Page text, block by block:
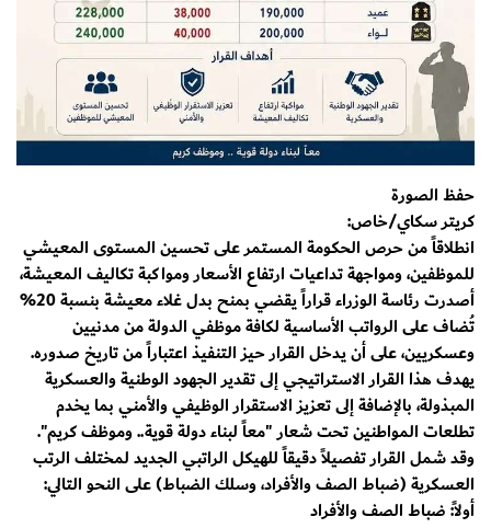
حفظ الصورة
كريتر سكاي/خاص:
انطلاقاً من حرص الحكومة المستمر على تحسين المستوى المعيشي
للموظفين، ومواجهة تداعيات ارتفاع الأسعار ومواكبة تكاليف المعيشة،
أصدرت رئاسة الوزراء قراراً يقضي بمنح بدل غلاء معيشة بنسبة 20%
تُضاف على الرواتب الأساسية لكافة موظفي الدولة من مدنيين
وعسكريين، على أن يدخل القرار حيز التنفيذ اعتباراً من تاريخ صدوره.
​يهدف هذا القرار الاستراتيجي إلى تقدير الجهود الوطنية والعسكرية
المبذولة، بالإضافة إلى تعزيز الاستقرار الوظيفي والأمني بما يخدم
تطلعات المواطنين تحت شعار "معاً لبناء دولة قوية.. وموظف كريم".
​وقد شمل القرار تفصيلاً دقيقاً للهيكل الراتبي الجديد لمختلف الرتب
العسكرية (ضباط الصف والأفراد، وسلك الضباط) على النحو التالي:
​أولاً: ضباط الصف والأفراد